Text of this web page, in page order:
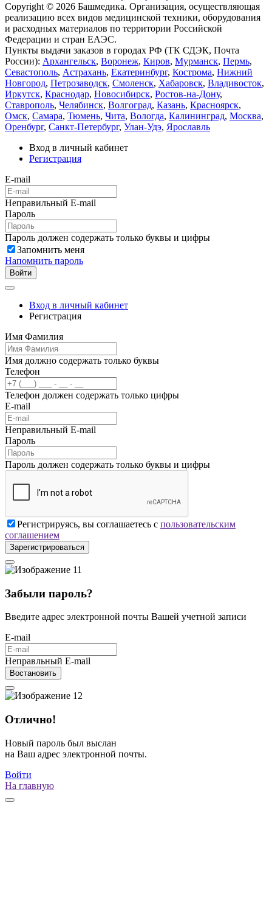
Copyright © 2026 Башмедика. Организация, осуществляющая
реализацию всех видов медицинской техники, оборудования
и расходных материалов по территории Российской
Федерации и стран ЕАЭС.
Пункты выдачи заказов в городах РФ (ТК СДЭК, Почта
России): Архангельск, Воронеж, Киров, Мурманск, Пермь,
Севастополь, Астрахань, Екатеринбург, Кострома, Нижний
Новгород, Петрозаводск, Смоленск, Хабаровск, Владивосток,
Иркутск, Краснодар, Новосибирск, Ростов-на-Дону,
Ставрополь, Челябинск, Волгоград, Казань, Красноярск,
Омск, Самара, Тюмень, Чита, Вологда, Калининград, Москва,
Оренбург, Санкт-Петербург, Улан-Удэ, Ярославль
Вход в личный кабинет
Регистрация
E-mail
Неправильный E-mail
Пароль
Пароль должен содержать только буквы и цифры
Запомнить меня
Напомнить пароль
Войти
Вход в личный кабинет
Регистрация
Имя Фамилия
Имя должно содержать только буквы
Телефон
Телефон должен содержать только цифры
E-mail
Неправильный E-mail
Пароль
Пароль должен содержать только буквы и цифры
Регистрируясь, вы соглашаетесь с пользовательским
соглашением
Зарегистрироваться
Забыли пароль?
Введите адрес электронной почты Вашей учетной записи
E-mail
Неправльный E-mail
Востановить
Отлично!
Новый пароль был выслан
на Ваш адрес электронной почты.
Войти
На главную